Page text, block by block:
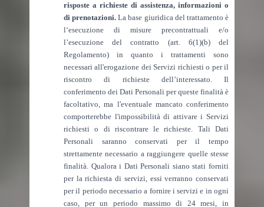
risposte a richieste di assistenza, informazioni o
di prenotazioni. La base giuridica del trattamento è
l‘esecuzione di misure precontrattuali e/o
l’esecuzione del contratto (art. 6(1)(b) del
Regolamento) in quanto i trattamenti sono
necessari all'erogazione dei Servizi richiesti o per il
riscontro di richieste dell’interessato. Il
conferimento dei Dati Personali per queste finalità è
facoltativo, ma l'eventuale mancato conferimento
comporterebbe l'impossibilità di attivare i Servizi
richiesti o di riscontrare le richieste. Tali Dati
Personali saranno conservati per il tempo
strettamente necessario a raggiungere quelle stesse
finalità. Qualora i Dati Personali siano stati forniti
per la richiesta di servizi, essi verranno conservati
per il periodo necessario a fornire i servizi e in ogni
caso, per un periodo massimo di 24 mesi, in